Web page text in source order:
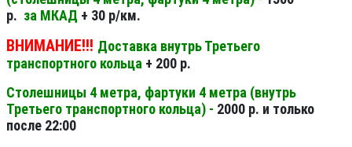
р. за МКАД + 30 р/км.
ВНИМАНИЕ!!! Доставка внутрь Третьего
транспортного кольца + 200 р.
Столешницы 4 метра, фартуки 4 метра (внутрь
Третьего транспортного кольца) - 2000 р. и только
после 22:00